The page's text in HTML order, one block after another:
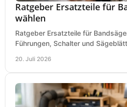
Ratgeber Ersatzteile für
wählen
Ratgeber Ersatzteile für
Führungen, Schalter und
20. Juli 2026